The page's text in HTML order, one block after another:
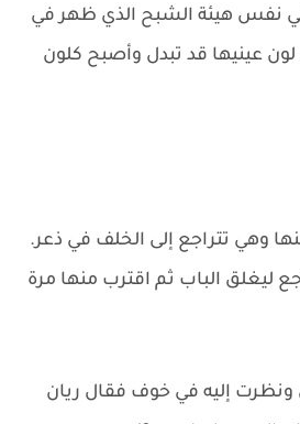
نفس هيئة الشبح الذي ظهر في
لون عينيها قد تبدل وأصبح كلون
وهي تتراجع إلى الخلف في ذعر.
ليغلق الباب ثم اقترب منها مرة
ونظرت إليه في خوف فقال ريان